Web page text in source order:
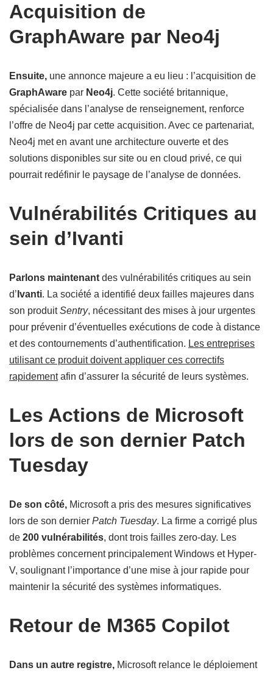
Acquisition de
GraphAware par Neo4j
Ensuite, une annonce majeure a eu lieu : l’acquisition de
GraphAware par Neo4j. Cette société britannique,
spécialisée dans l’analyse de renseignement, renforce
l’offre de Neo4j par cette acquisition. Avec ce partenariat,
Neo4j met en avant une architecture ouverte et des
solutions disponibles sur site ou en cloud privé, ce qui
pourrait redéfinir le paysage de l’analyse de données.
Vulnérabilités Critiques au
sein d’Ivanti
Parlons maintenant des vulnérabilités critiques au sein
d’ Ivanti. La société a identifié deux failles majeures dans
son produitSentry, nécessitant des mises à jour urgentes
pour prévenir d’éventuelles exécutions de code à distance
et des contournements d’authentification. Les entreprises
utilisant ce produit doivent appliquer ces correctifs
rapidementafin d’assurer la sécurité de leurs systèmes.
Les Actions de Microsoft
lors de son dernier Patch
Tuesday
De son côté, Microsoft a pris des mesures significatives
lors de son dernier Patch Tuesday. La firme a corrigé plus
de 200 vulnérabilités, dont trois failles zero-day. Les
problèmes concernent principalement Windows et Hyper-
V, soulignant l’importance d’une mise à jour rapide pour
maintenir la sécurité des systèmes informatiques.
Retour de M365 Copilot
Dans un autre registre, Microsoft relance le déploiement